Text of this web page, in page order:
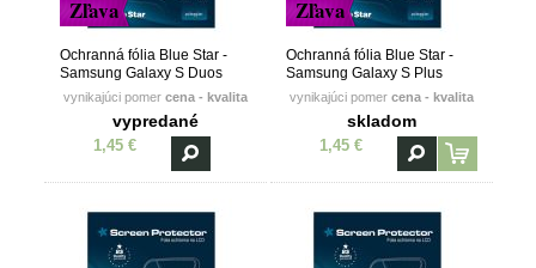
Zľava
Ochranná fólia Blue Star -
Samsung Galaxy S Duos
(S7562)
vynikajúci pomer cena - kvalita
vypredané
1,45 €
Zľava
Ochranná fólia Blue Star -
Samsung Galaxy S Plus
(i9001)
vynikajúci pomer cena - kvalita
skladom
1,45 €